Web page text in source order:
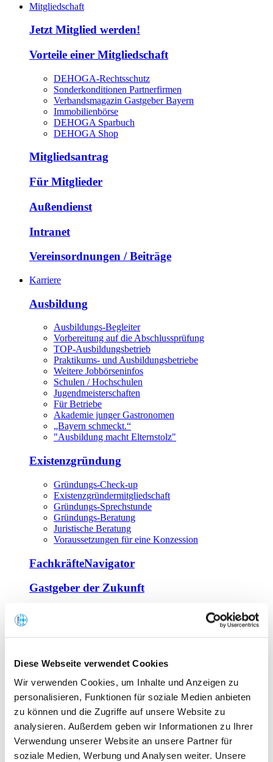
Diese Webseite verwendet Cookies
Wir verwenden Cookies, um Inhalte und Anzeigen zu
personalisieren, Funktionen für soziale Medien anbieten
zu können und die Zugriffe auf unsere Website zu
analysieren. Außerdem geben wir Informationen zu Ihrer
Verwendung unserer Website an unsere Partner für
soziale Medien, Werbung und Analysen weiter. Unsere
Mitgliedschaft
Jetzt Mitglied werden!
Vorteile einer Mitgliedschaft
DEHOGA-Rechtsschutz
Sonderkonditionen Partnerfirmen
Verbandsmagazin Gastgeber Bayern
Immobilienbörse
DEHOGA Sparbuch
DEHOGA Shop
Mitgliedsantrag
Für Mitglieder
Außendienst
Intranet
Vereinsordnungen / Beiträge
Karriere
Ausbildung
Ausbildungs-Begleiter
Vorbereitung auf die Abschlussprüfung
TOP-Ausbildungsbetrieb
Praktikums- und Ausbildungsbetriebe
Weitere Jobbörseninfos
Schulen / Hochschulen
Jugendmeisterschaften
Für Betriebe
Akademie junger Gastronomen
„Bayern schmeckt.“
"Ausbildung macht Elternstolz"
Existenzgründung
Gründungs-Check-up
Existenzgründermitgliedschaft
Gründungs-Sprechstunde
Gründungs-Beratung
Juristische Beratung
Voraussetzungen für eine Konzession
FachkräfteNavigator
Gastgeber der Zukunft
Offene Seminare
Tagen im Palais
Wirte-und Unternehmerbrief
Lernplattform BOUNTI
Partner
Branchennahe Organisationen